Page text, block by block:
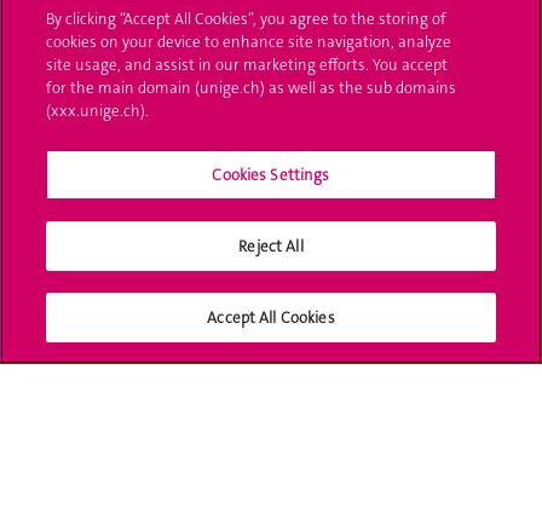
UNIGE Mobile
Médias
By clicking “Accept All Cookies”, you agree to the storing of
cookies on your device to enhance site navigation, analyze
site usage, and assist in our marketing efforts. You accept
for the main domain (unige.ch) as well as the sub domains
(xxx.unige.ch).
Cookies Settings
Reject All
Accept All Cookies